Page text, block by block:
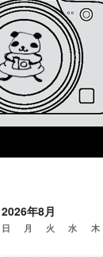
2026年8月
日 月 火 水 木